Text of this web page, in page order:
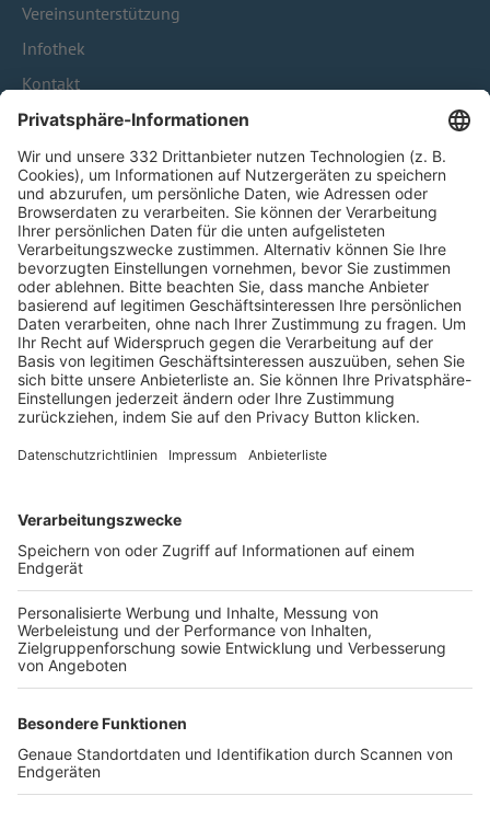
Vereinsunterstützung
Infothek
Kontakt
HÄUFIG BESUCHTE SEITEN
Pässe und Vereinswechsel
Trainerausbildung
Schulungsangebot Vereinsmitarbeiter
BFV-Geschäftsstellen
Trainerbörse
Login SpielPlus
FOLGE DEM BFV
TOP-VEREINE
TOP-PARTNER